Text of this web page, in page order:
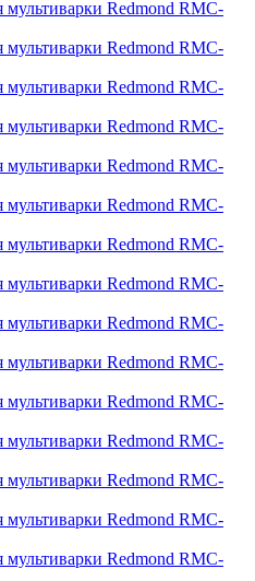
мультиварки Redmond RMC-
мультиварки Redmond RMC-
мультиварки Redmond RMC-
мультиварки Redmond RMC-
мультиварки Redmond RMC-
мультиварки Redmond RMC-
мультиварки Redmond RMC-
мультиварки Redmond RMC-
мультиварки Redmond RMC-
мультиварки Redmond RMC-
мультиварки Redmond RMC-
мультиварки Redmond RMC-
мультиварки Redmond RMC-
мультиварки Redmond RMC-
мультиварки Redmond RMC-